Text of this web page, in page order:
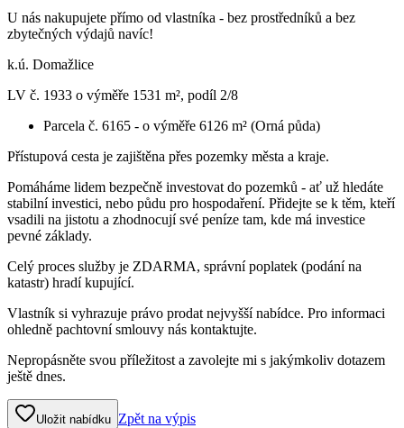
U nás nakupujete přímo od vlastníka - bez prostředníků a bez
zbytečných výdajů navíc!
k.ú. Domažlice
LV č. 1933 o výměře 1531 m², podíl 2/8
Parcela č. 6165 - o výměře 6126 m² (Orná půda)
Přístupová cesta je zajištěna přes pozemky města a kraje.
Pomáháme lidem bezpečně investovat do pozemků - ať už hledáte
stabilní investici, nebo půdu pro hospodaření. Přidejte se k těm, kteří
vsadili na jistotu a zhodnocují své peníze tam, kde má investice
pevné základy.
Celý proces služby je ZDARMA, správní poplatek (podání na
katastr) hradí kupující.
Vlastník si vyhrazuje právo prodat nejvyšší nabídce. Pro informaci
ohledně pachtovní smlouvy nás kontaktujte.
Nepropásněte svou příležitost a zavolejte mi s jakýmkoliv dotazem
ještě dnes.
Uložit nabídku Zpět na výpis